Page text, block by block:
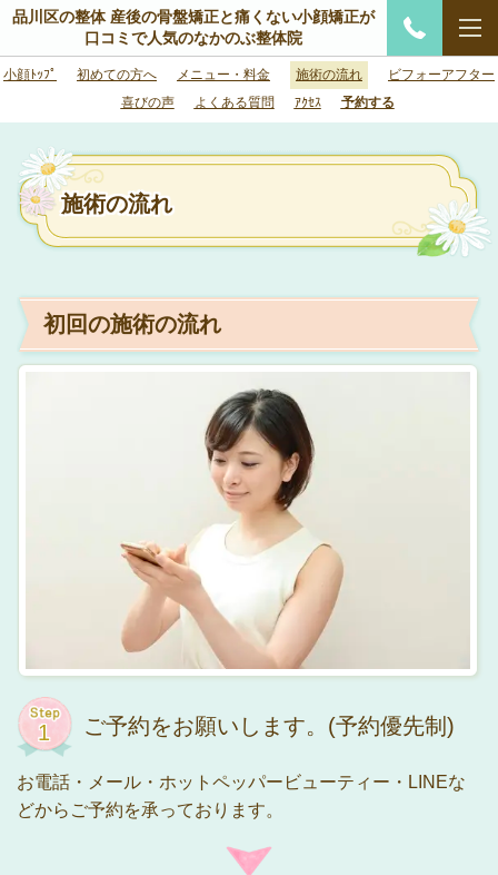
品川区の整体 産後の骨盤矯正と痛くない小顔矯正が
口コミで人気のなかのぶ整体院
小顔ﾄｯﾌﾟ 初めての方へ メニュー・料金 施術の流れ
ビフォーアフター
喜びの声
よくある質問 ｱｸｾｽ 予約する
施術の流れ
初回の施術の流れ
ご予約をお願いします。(予約優先制)
お電話・メール・ホットペッパービューティー・LINEな
どからご予約を承っております。